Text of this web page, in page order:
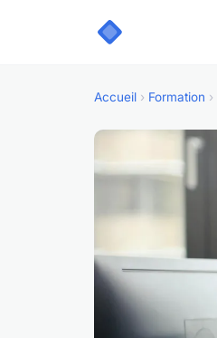
Accueil › Formation ›